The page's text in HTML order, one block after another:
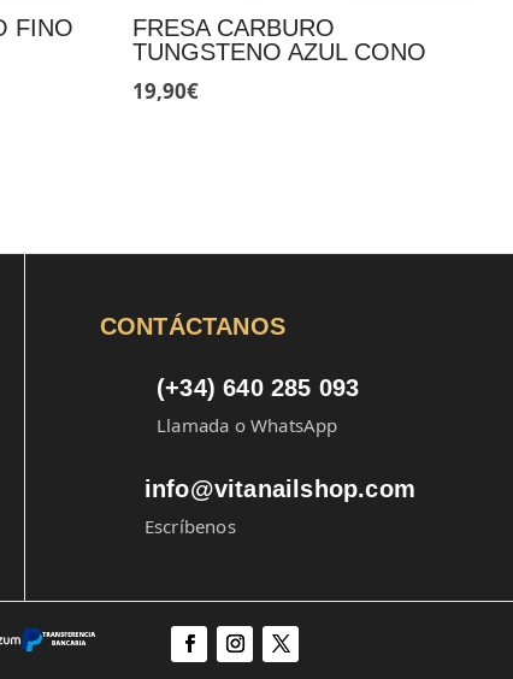
FINO
FRESA CARBURO
TUNGSTENO AZUL CONO
19,90€
CONTÁCTANOS
(+34) 640 285 093
Llamada o WhatsApp
info@vitanailshop.com
Escríbenos